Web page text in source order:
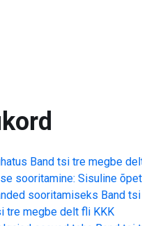
Band tsi tre megbe
sooritamine: Sisuline
sooritamiseks Band
tre megbe delt fli KKK